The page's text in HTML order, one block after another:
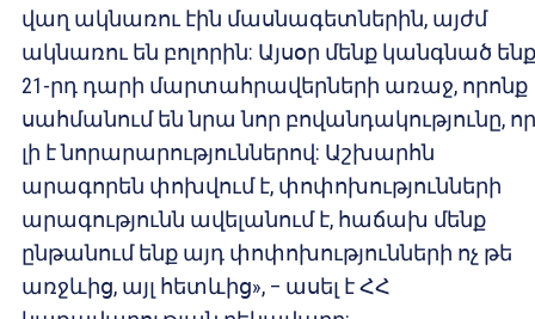
վաղ ակնառու էին մասնագետներին, այժմ
ակնառու են բոլորին: Այսօր մենք կանգնած ենք
21-րդ դարի մարտահրավերների առաջ, որոնք
սահմանում են նրա նոր բովանդակությունը,
լի է նորարարություններով: Աշխարհն
արագորեն փոխվում է, փոփոխությունների
արագությունն ավելանում է, հաճախ մենք
ընթանում ենք այդ փոփոխությունների ոչ թե
առջևից, այլ հետևից», – ասել է ՀՀ